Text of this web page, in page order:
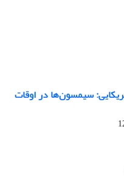
سیمسون‌ها در اوقات